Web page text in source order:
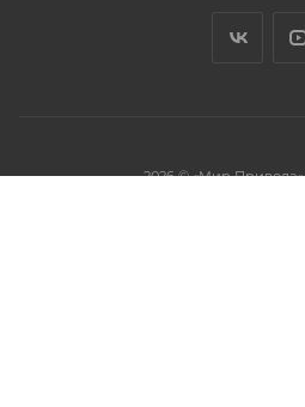
2026 © «Мир Привода»